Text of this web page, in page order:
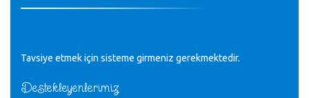
Tavsiye etmek için sisteme girmeniz gerekmektedir.
Destekleyenlerimiz